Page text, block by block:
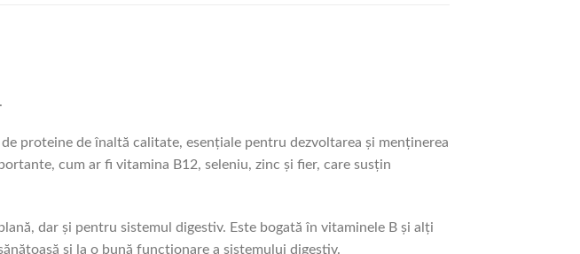
proteine de înaltă calitate, esențiale pentru dezvoltarea și menținerea
cum ar fi vitamina B12, seleniu, zinc și fier, care susțin
dar și pentru sistemul digestiv. Este bogată în vitaminele B și alți
și la o bună funcționare a sistemului digestiv.